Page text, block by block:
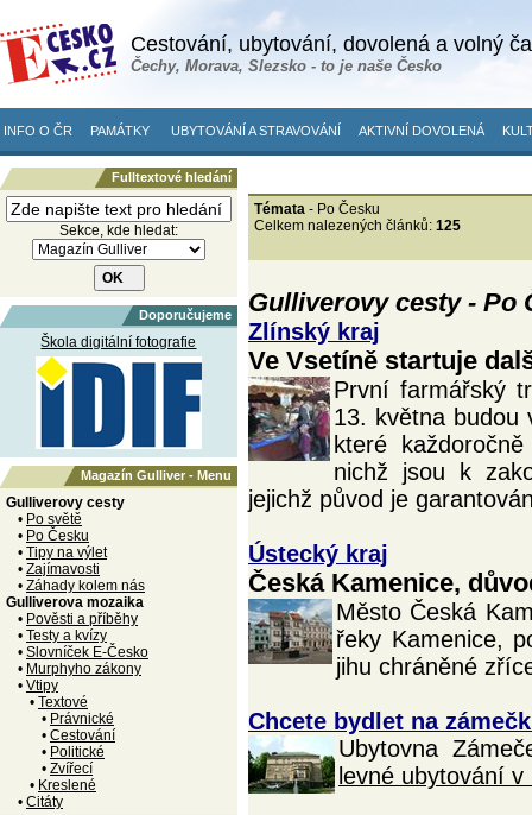
Cestování, ubytování, dovolená a volný
Čechy, Morava, Slezsko - to je naše Česko
INFO O ČR PAMÁTKY UBYTOVÁNÍ A STRAVOVÁNÍ AKTIVNÍ DOVOLENÁ
Fulltextové hledání
Sekce, kde hledat:
Doporučujeme
Škola digitální fotografie
Magazín Gulliver - Menu
Gulliverovy cesty
• Po světě
• Po Česku
• Tipy na výlet
• Zajímavosti
• Záhady kolem nás
Gulliverova mozaika
• Pověsti a příběhy
• Testy a kvízy
• Slovníček E-Česko
• Murphyho zákony
• Vtipy
• Textové
• Právnické
• Cestování
• Politické
• Zvířecí
• Kreslené
• Citáty
Témata - Po Česku
Celkem nalezených článků: 125
Gulliverovy cesty - Po
Zlínský kraj
Ve Vsetíně startuje
První farmářský
13. května budou
které
nichž jsou k
jejichž původ je
Ústecký kraj
Česká Kamenice,
Město Česká
řeky Kamenice,
jihu chráněné
Chcete bydlet na
Ubytovna
levné ubytování v